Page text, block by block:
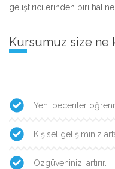
geliştiricilerinden biri
Kursumuz size ne
Yeni beceriler
Kişisel gelişiminiz
Özgüveninizi artırır.